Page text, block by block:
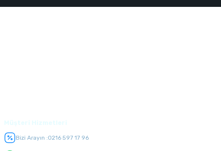
Bizi Arayın :0216 597 17 96